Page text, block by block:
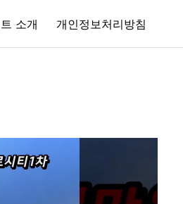
소개 개인정보처리방침